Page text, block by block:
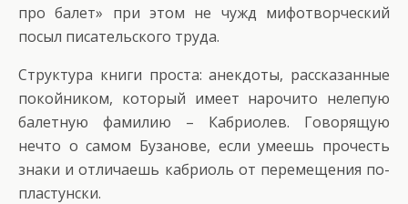
про балет» при этом не чужд мифотворческий
посыл писательского труда.
Структура книги проста: анекдоты, рассказанные
покойником, который имеет нарочито нелепую
балетную фамилию – Кабриолев. Говорящую
нечто о самом Бузанове, если умеешь прочесть
знаки и отличаешь кабриоль от перемещения по-
пластунски.